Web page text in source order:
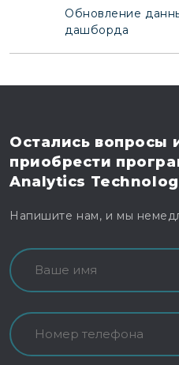
Обновление
дашборда
Остались вопросы
приобрести
Analytics
Напишите нам, и мы